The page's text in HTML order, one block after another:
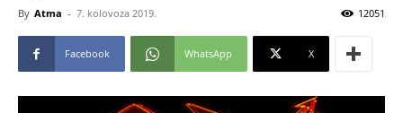
By Atma - 7. kolovoza 2019. 12051
Facebook WhatsApp X